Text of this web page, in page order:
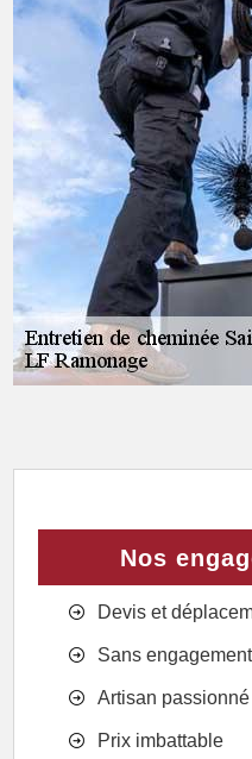
Nos
Devis et
Sans engagement
Artisan passionné
Prix imbattable